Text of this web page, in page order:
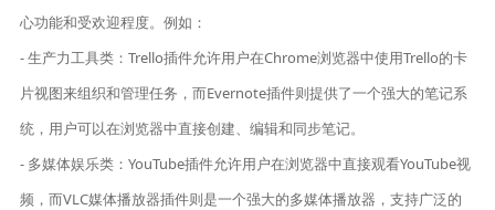
心功能和受欢迎程度。例如：
- 生产力工具类：Trello插件允许用户在Chrome浏览器中使用Trello的卡
片视图来组织和管理任务，而Evernote插件则提供了一个强大的笔记系
统，用户可以在浏览器中直接创建、编辑和同步笔记。
- 多媒体娱乐类：YouTube插件允许用户在浏览器中直接观看YouTube视
频，而VLC媒体播放器插件则是一个强大的多媒体播放器，支持广泛的